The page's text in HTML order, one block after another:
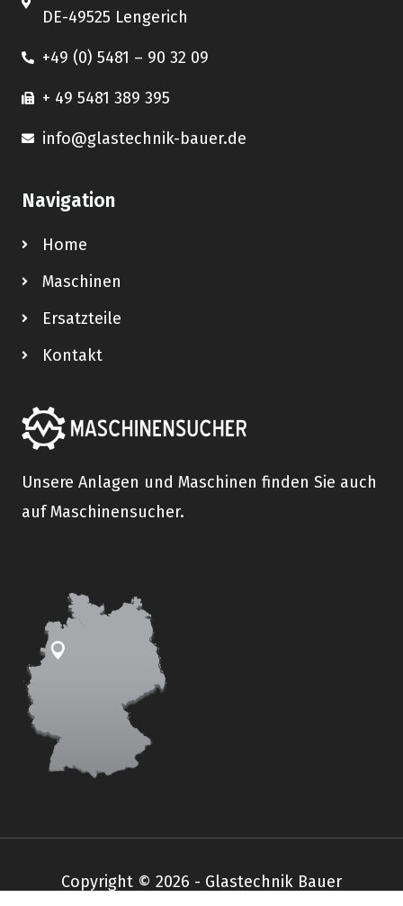
DE-49525 Lengerich
+49 (0) 5481 – 90 32 09
+ 49 5481 389 395
info@glastechnik-bauer.de
Navigation
Home
Maschinen
Ersatzteile
Kontakt
Unsere Anlagen und Maschinen finden Sie auch
auf Maschinensucher.
Copyright © 2026 - Glastechnik Bauer